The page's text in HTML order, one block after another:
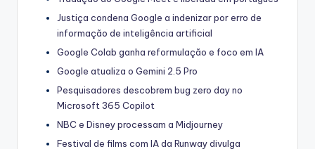
Justiça condena Google a indenizar por erro de
informação de inteligência artificial
Google Colab ganha reformulação e foco em IA
Google atualiza o Gemini 2.5 Pro
Pesquisadores descobrem bug zero day no
Microsoft 365 Copilot
NBC e Disney processam a Midjourney
Festival de films com IA da Runway divulga